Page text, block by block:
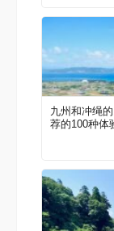
九州和冲绳
荐的100种体